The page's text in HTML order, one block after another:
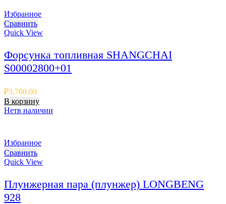
Избранное
Сравнить
Quick View
Форсунка топливная SHANGCHAI
S00002800+01
₽3,700.00
В корзину
Нетв наличии
Избранное
Сравнить
Quick View
Плунжерная пара (плунжер) LONGBENG
928